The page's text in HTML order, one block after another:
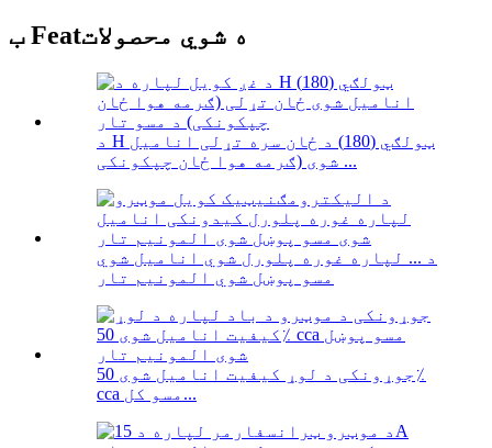
ب Featه شوي محصولات
د H ټولګي (180) د ځان سره تړلی انامیل
شوی (ګرمه هوا ځان چپکونکی ...
د ... لپاره غوره پلورل شوي انامیل شوي
مسو پوښل شوي المونیم تار
جوړونکی د لوړ کیفیت انامیل شوی 50٪
cca مسو کل...